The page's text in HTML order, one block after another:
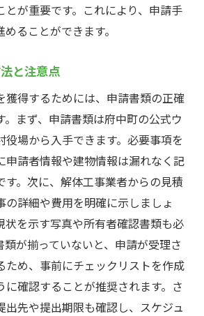
とが重要です。これにより、申請手
ることができます。
と注意点
獲得するためには、申請書類の正確
。まず、申請書類は府中町の公式ウ
役場から入手できます。必要事項を
申請者情報や建物情報は漏れなく記
す。次に、解体工事業者からの見積
の詳細や費用を明確に示しましょ
状を示す写真や所有者確認書類も必
類が揃っていないと、申請が受理さ
ため、事前にチェックリストを作成
に確認することが推奨されます。さ
出先や提出期限も確認し、スケジュ